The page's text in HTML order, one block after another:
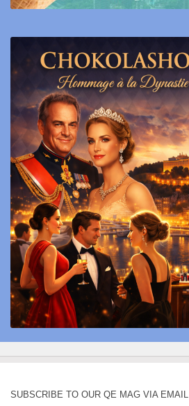
SUBSCRIBE TO OUR QE MAG VIA EMAIL